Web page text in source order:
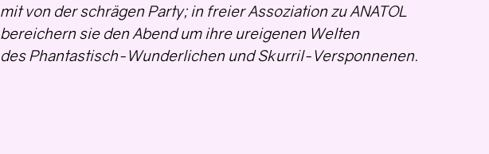
mit von der schrägen Party; in freier Assoziation zu ANATOL
bereichern sie den Abend um ihre ureigenen Welten
des Phantastisch-Wunderlichen und Skurril-Versponnenen.